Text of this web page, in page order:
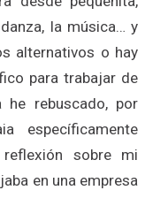
la música… y
alternativos o hay
para trabajar de
rebuscado, por
específicamente
sobre mi
en una empresa